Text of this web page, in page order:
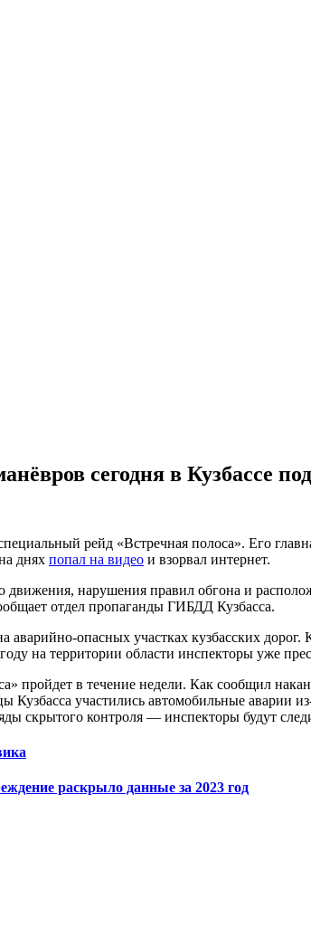
сегодня в Кузбассе
рейд «Встречная полоса». Его
днях попал на видео и взорвал интернет.
движения, нарушения правил обгона и
отдел пропаганды ГИБДД Кузбасса.
опасных участках кузбасских
на территории области инспекторы уже
пройдет в течение недели. Как сообщил
участились автомобильные аварии
скрытого контроля — инспекторы будут
раскрыло данные за 2023 год